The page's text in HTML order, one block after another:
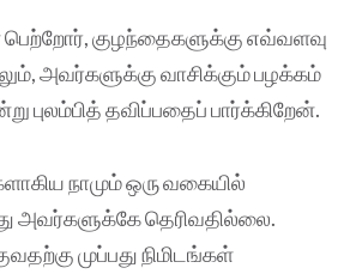
குழந்தைகளுக்கு எவ்வளவு
அவர்களுக்கு வாசிக்கும் பழக்கம்
புலம்பித் தவிப்பதைப் பார்க்கிறேன்.
நாமும் ஒரு வகையில்
அவர்களுக்கே தெரிவதில்லை.
முப்பது நிமிடங்கள்